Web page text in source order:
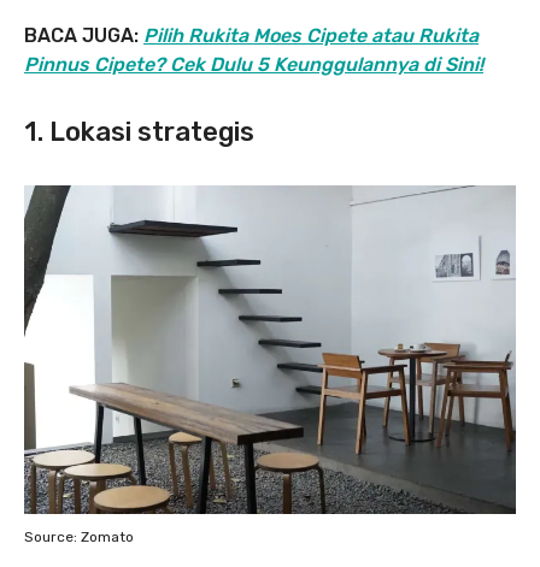
BACA JUGA: Pilih Rukita Moes Cipete atau Rukita
Pinnus Cipete? Cek Dulu 5 Keunggulannya di Sini!
1. Lokasi strategis
Source: Zomato